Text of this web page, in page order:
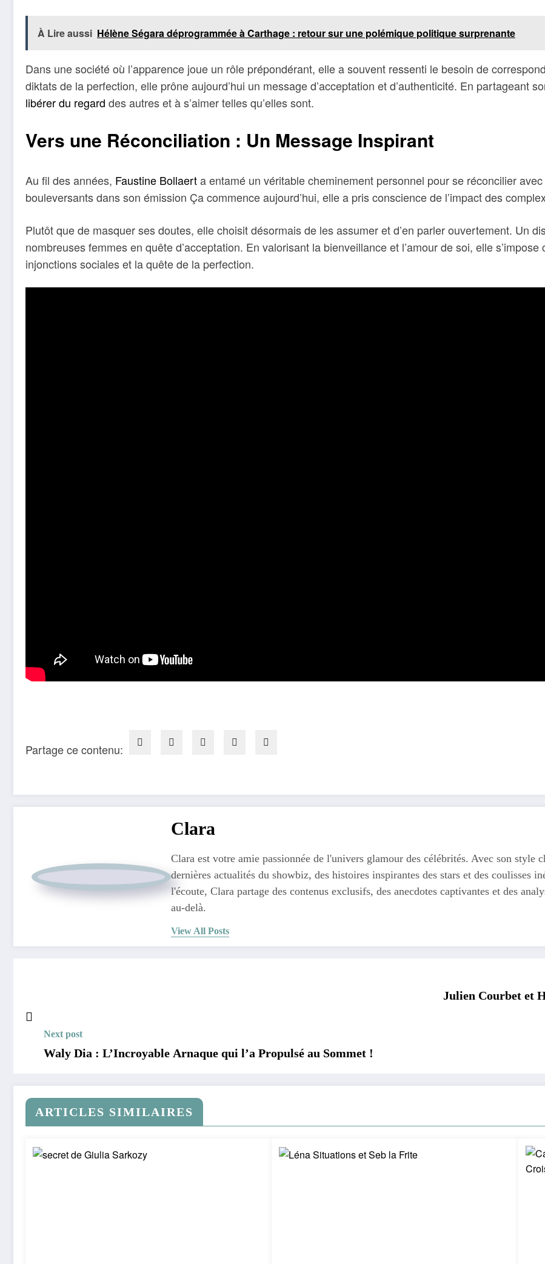
À Lire aussi Hélène Ségara déprogrammée à Carthage : retour sur une polémique politique surprenante
Dans une société où l’apparence joue un rôle prépondérant, elle a souvent ressenti le besoin de
diktats de la perfection, elle prône aujourd’hui un message d’acceptation et d’authenticité. En partageant
libérer du regard des autres et à s’aimer telles qu’elles sont.
Vers une Réconciliation : Un Message Inspirant
Au fil des années, Faustine Bollaerta entamé un véritable cheminement personnel pour se réconcilier
bouleversants dans son émission Ça commence aujourd’hui, elle a pris conscience de l’impact des
Plutôt que de masquer ses doutes, elle choisit désormais de les assumer et d’en parler ouvertement. Un
nombreuses femmes en quête d’acceptation. En valorisant la bienveillance et l’amour de soi, elle
injonctions sociales et la quête de la perfection.
Partage ce contenu:
Clara
Clara est votre amie passionnée de l'univers glamour des célébrités. Avec son style
dernières actualités du showbiz, des histoires inspirantes des stars et des coulisses
l'écoute, Clara partage des contenus exclusifs, des anecdotes captivantes et des
au-delà.
View All Posts
Julien Courbet et
Next post
Waly Dia : L’Incroyable Arnaque qui l’a Propulsé au Sommet !
ARTICLES SIMILAIRES